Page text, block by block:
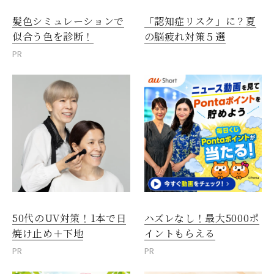
髪色シミュレーションで
似合う色を診断！
PR
「認知症リスク」に？夏
の脳疲れ対策５選
50代のUV対策！1本で日
焼け止め＋下地
PR
ハズレなし！最大5000ポ
イントもらえる
PR